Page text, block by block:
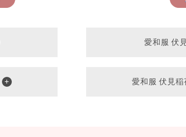
愛和服 伏
愛和服 伏見稲